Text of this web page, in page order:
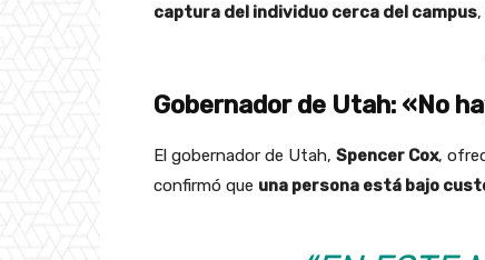
captura del individuo cerca del campus
Gobernador de Utah: «No
El gobernador de Utah, Spencer Cox,
confirmó que una persona está bajo